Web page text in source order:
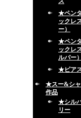
★ペン
ックレ
ー）
★ペン
ックレ
ルバー）
★ピア
★スー&シャ
作品
★シル
リー